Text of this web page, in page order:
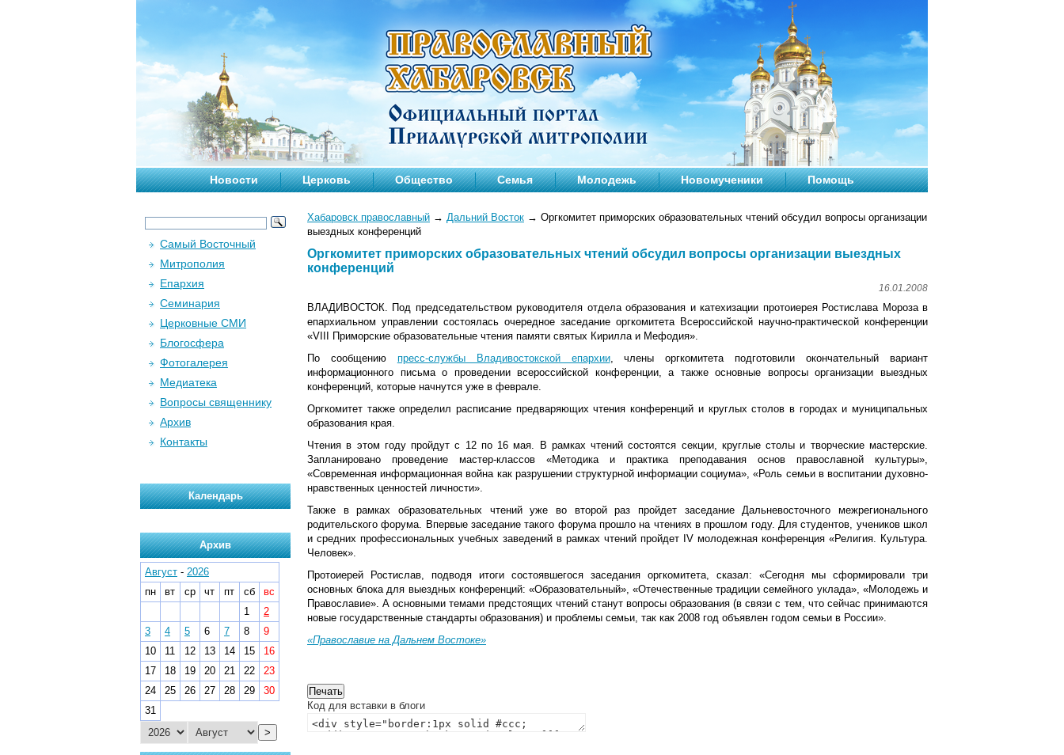
Новости Церковь Общество Семья Молодежь Новомученики Помощь
Хабаровск православный → Дальний Восток → Оргкомитет приморских образовательных чтений обсудил вопросы организации
выездных конференций
Оргкомитет приморских образовательных чтений обсудил вопросы организации выездных
конференций
16.01.2008
ВЛАДИВОСТОК. Под председательством руководителя отдела образования и катехизации протоиерея Ростислава Мороза в
епархиальном управлении состоялась очередное заседание оргкомитета Всероссийской научно-практической конференции
«VIII Приморские образовательные чтения памяти святых Кирилла и Мефодия».
По сообщению пресс-службы Владивостокской епархии, члены оргкомитета подготовили окончательный вариант
информационного письма о проведении всероссийской конференции, а также основные вопросы организации выездных
конференций, которые начнутся уже в феврале.
Оргкомитет также определил расписание предваряющих чтения конференций и круглых столов в городах и муниципальных
образования края.
Чтения в этом году пройдут с 12 по 16 мая. В рамках чтений состоятся секции, круглые столы и творческие мастерские.
Запланировано проведение мастер-классов «Методика и практика преподавания основ православной культуры»,
«Современная информационная война как разрушении структурной информации социума», «Роль семьи в воспитании духовно-
нравственных ценностей личности».
Также в рамках образовательных чтений уже во второй раз пройдет заседание Дальневосточного межрегионального
родительского форума. Впервые заседание такого форума прошло на чтениях в прошлом году. Для студентов, учеников школ
и средних профессиональных учебных заведений в рамках чтений пройдет IV молодежная конференция «Религия. Культура.
Человек».
Протоиерей Ростислав, подводя итоги состоявшегося заседания оргкомитета, сказал: «Сегодня мы сформировали три
основных блока для выездных конференций: «Образовательный», «Отечественные традиции семейного уклада», «Молодежь и
Православие». А основными темами предстоящих чтений станут вопросы образования (в связи с тем, что сейчас принимаются
новые государственные стандарты образования) и проблемы семьи, так как 2008 год объявлен годом семьи в России».
«Православие на Дальнем Востоке»
Код для вставки в блоги
Самый Восточный
Митрополия
Епархия
Семинария
Церковные СМИ
Блогосфера
Фотогалерея
Медиатека
Вопросы священнику
Архив
Контакты
Календарь
Архив
Август - 2026
пн
вт ср чт пт сб
вс
1
2
3
4 5 6 7 8
9
10
11 12 13 14 15
16
17
18 19 20 21 22
23
24
25 26 27 28 29
30
31
>